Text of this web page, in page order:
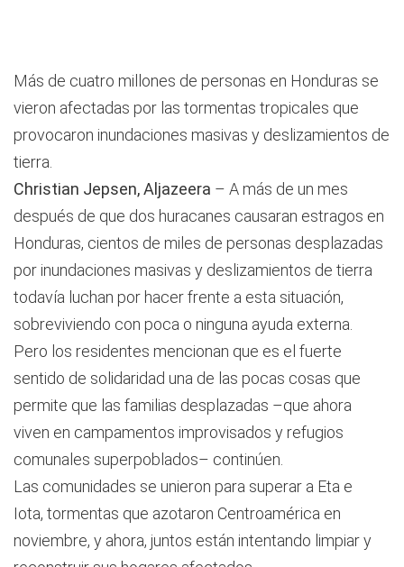
Más de cuatro millones de personas en Honduras se
vieron afectadas por las tormentas tropicales que
provocaron inundaciones masivas y deslizamientos de
tierra.
Christian Jepsen, Aljazeera – A más de un mes
después de que dos huracanes causaran estragos en
Honduras, cientos de miles de personas desplazadas
por inundaciones masivas y deslizamientos de tierra
todavía luchan por hacer frente a esta situación,
sobreviviendo con poca o ninguna ayuda externa.
Pero los residentes mencionan que es el fuerte
sentido de solidaridad una de las pocas cosas que
permite que las familias desplazadas –que ahora
viven en campamentos improvisados ​​y refugios
comunales superpoblados– continúen.
Las comunidades se unieron para superar a Eta e
Iota, tormentas que azotaron Centroamérica en
noviembre, y ahora, juntos están intentando limpiar y